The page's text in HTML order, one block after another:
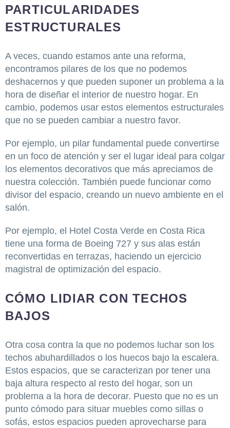
PARTICULARIDADES
ESTRUCTURALES
A veces, cuando estamos ante una reforma,
encontramos pilares de los que no podemos
deshacernos y que pueden suponer un problema a la
hora de diseñar el interior de nuestro hogar. En
cambio, podemos usar estos elementos estructurales
que no se pueden cambiar a nuestro favor.
Por ejemplo, un pilar fundamental puede convertirse
en un foco de atención y ser el lugar ideal para colgar
los elementos decorativos que más apreciamos de
nuestra colección. También puede funcionar como
divisor del espacio, creando un nuevo ambiente en el
salón.
Por ejemplo, el Hotel Costa Verde en Costa Rica
tiene una forma de Boeing 727 y sus alas están
reconvertidas en terrazas, haciendo un ejercicio
magistral de optimización del espacio.
CÓMO LIDIAR CON TECHOS
BAJOS
Otra cosa contra la que no podemos luchar son los
techos abuhardillados o los huecos bajo la escalera.
Estos espacios, que se caracterizan por tener una
baja altura respecto al resto del hogar, son un
problema a la hora de decorar. Puesto que no es un
punto cómodo para situar muebles como sillas o
sofás, estos espacios pueden aprovecharse para